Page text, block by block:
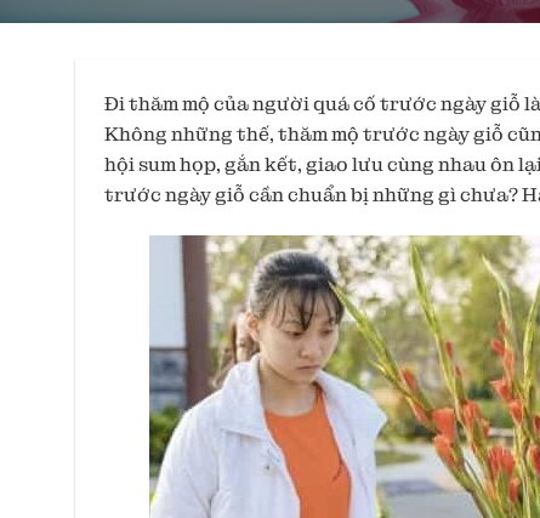
Đi thăm mộ của người quá cố trước ngày giỗ
Không những thế, thăm mộ trước ngày giỗ
hội sum họp, gắn kết, giao lưu cùng nhau ôn
trước ngày giỗ cần chuẩn bị những gì chưa?